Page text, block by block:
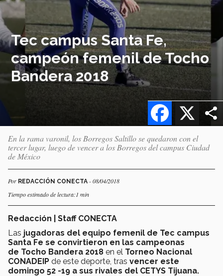
Tec campus Santa Fe,
campeón femenil de Tocho
Bandera 2018
X
Facebook
En la rama varonil, los Borregos Saltillo se quedaron con el
tercer lugar, luego de vencer a los Borregos del campus Ciudad
de México
Por REDACCIÓN CONECTA - 08/04/2018
Tiempo estimado de lectura:1 min
Redacción | Staff CONECTA
Las jugadoras del equipo femenil de Tec campus
Santa Fe se convirtieron en las campeonas
de Tocho Bandera 2018 en el Torneo Nacional
CONADEIP de este deporte, tras vencer este
domingo 52 -19 a sus rivales del CETYS Tijuana.